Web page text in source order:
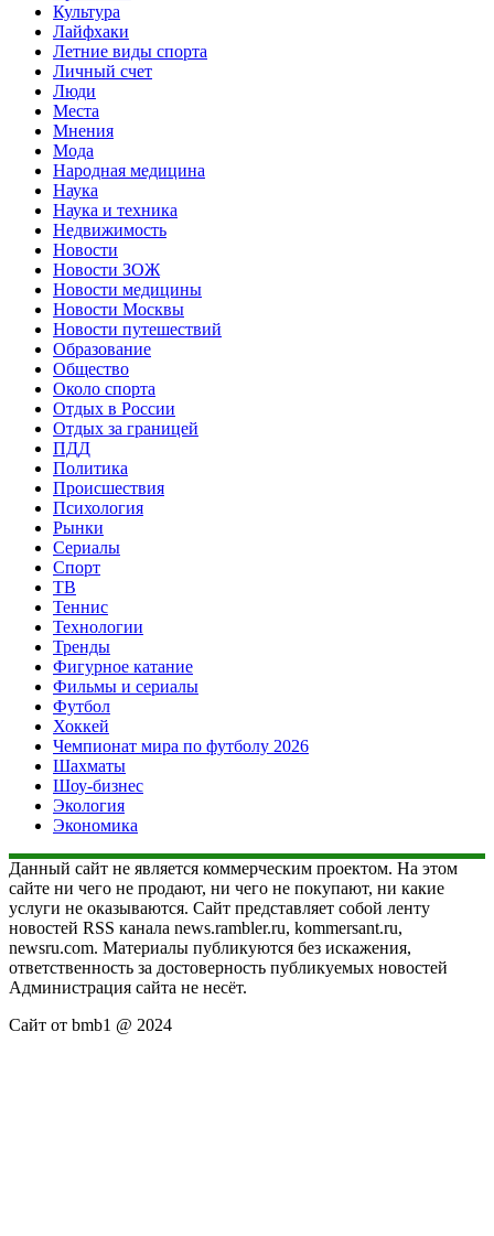
Культура
Лайфхаки
Летние виды спорта
Личный счет
Люди
Места
Мнения
Мода
Народная медицина
Наука
Наука и техника
Недвижимость
Новости
Новости ЗОЖ
Новости медицины
Новости Москвы
Новости путешествий
Образование
Общество
Около спорта
Отдых в России
Отдых за границей
ПДД
Политика
Происшествия
Психология
Рынки
Сериалы
Спорт
ТВ
Теннис
Технологии
Тренды
Фигурное катание
Фильмы и сериалы
Футбол
Хоккей
Чемпионат мира по футболу 2026
Шахматы
Шоу-бизнес
Экология
Экономика
Данный сайт не является коммерческим проектом. На этом
сайте ни чего не продают, ни чего не покупают, ни какие
услуги не оказываются. Сайт представляет собой ленту
новостей RSS канала news.rambler.ru, kommersant.ru,
newsru.com. Материалы публикуются без искажения,
ответственность за достоверность публикуемых новостей
Администрация сайта не несёт.
Сайт от bmb1 @ 2024